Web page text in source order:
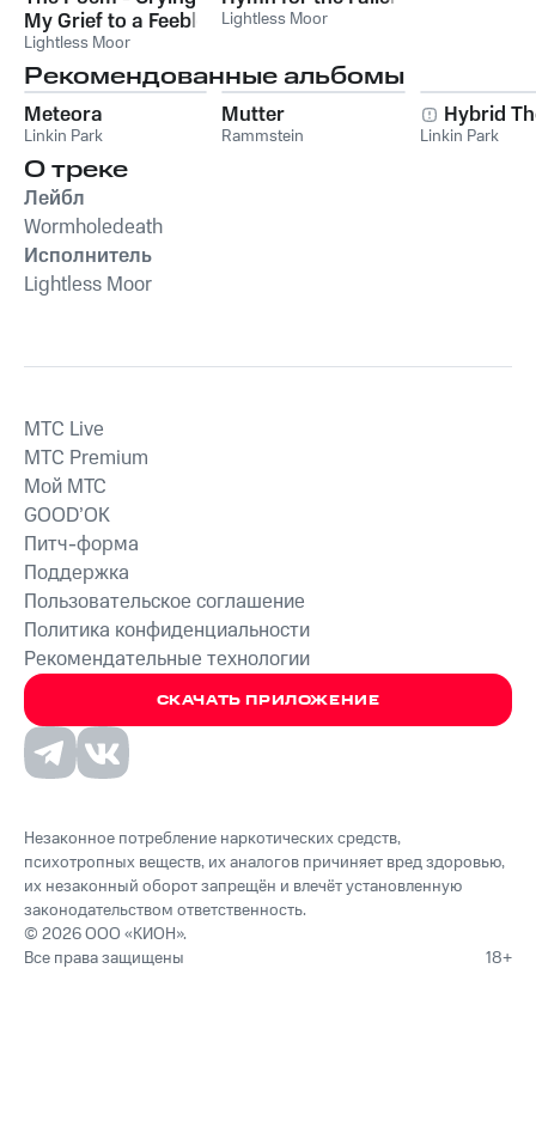
My Grief to a Feeble
Dawn
Lightless Moor
Lightless Moor
Рекомендованные альбомы
Meteora
Linkin Park
Mutter
Rammstein
Hybrid
Linkin Park
О треке
Лейбл
Wormholedeath
Исполнитель
Lightless Moor
СКАЧАТЬ ПРИЛОЖЕНИЕ
MTС Live
MTС Premium
Мой МТС
GOOD’OK
Питч-форма
Поддержка
Пользовательское соглашение
Политика конфиденциальности
Рекомендательные технологии
Незаконное потребление наркотических средств,
психотропных веществ, их аналогов причиняет вред здоровью,
их незаконный оборот запрещён и влечёт установленную
законодательством ответственность.
© 2026 ООО «КИОН».
Все права защищены
18+